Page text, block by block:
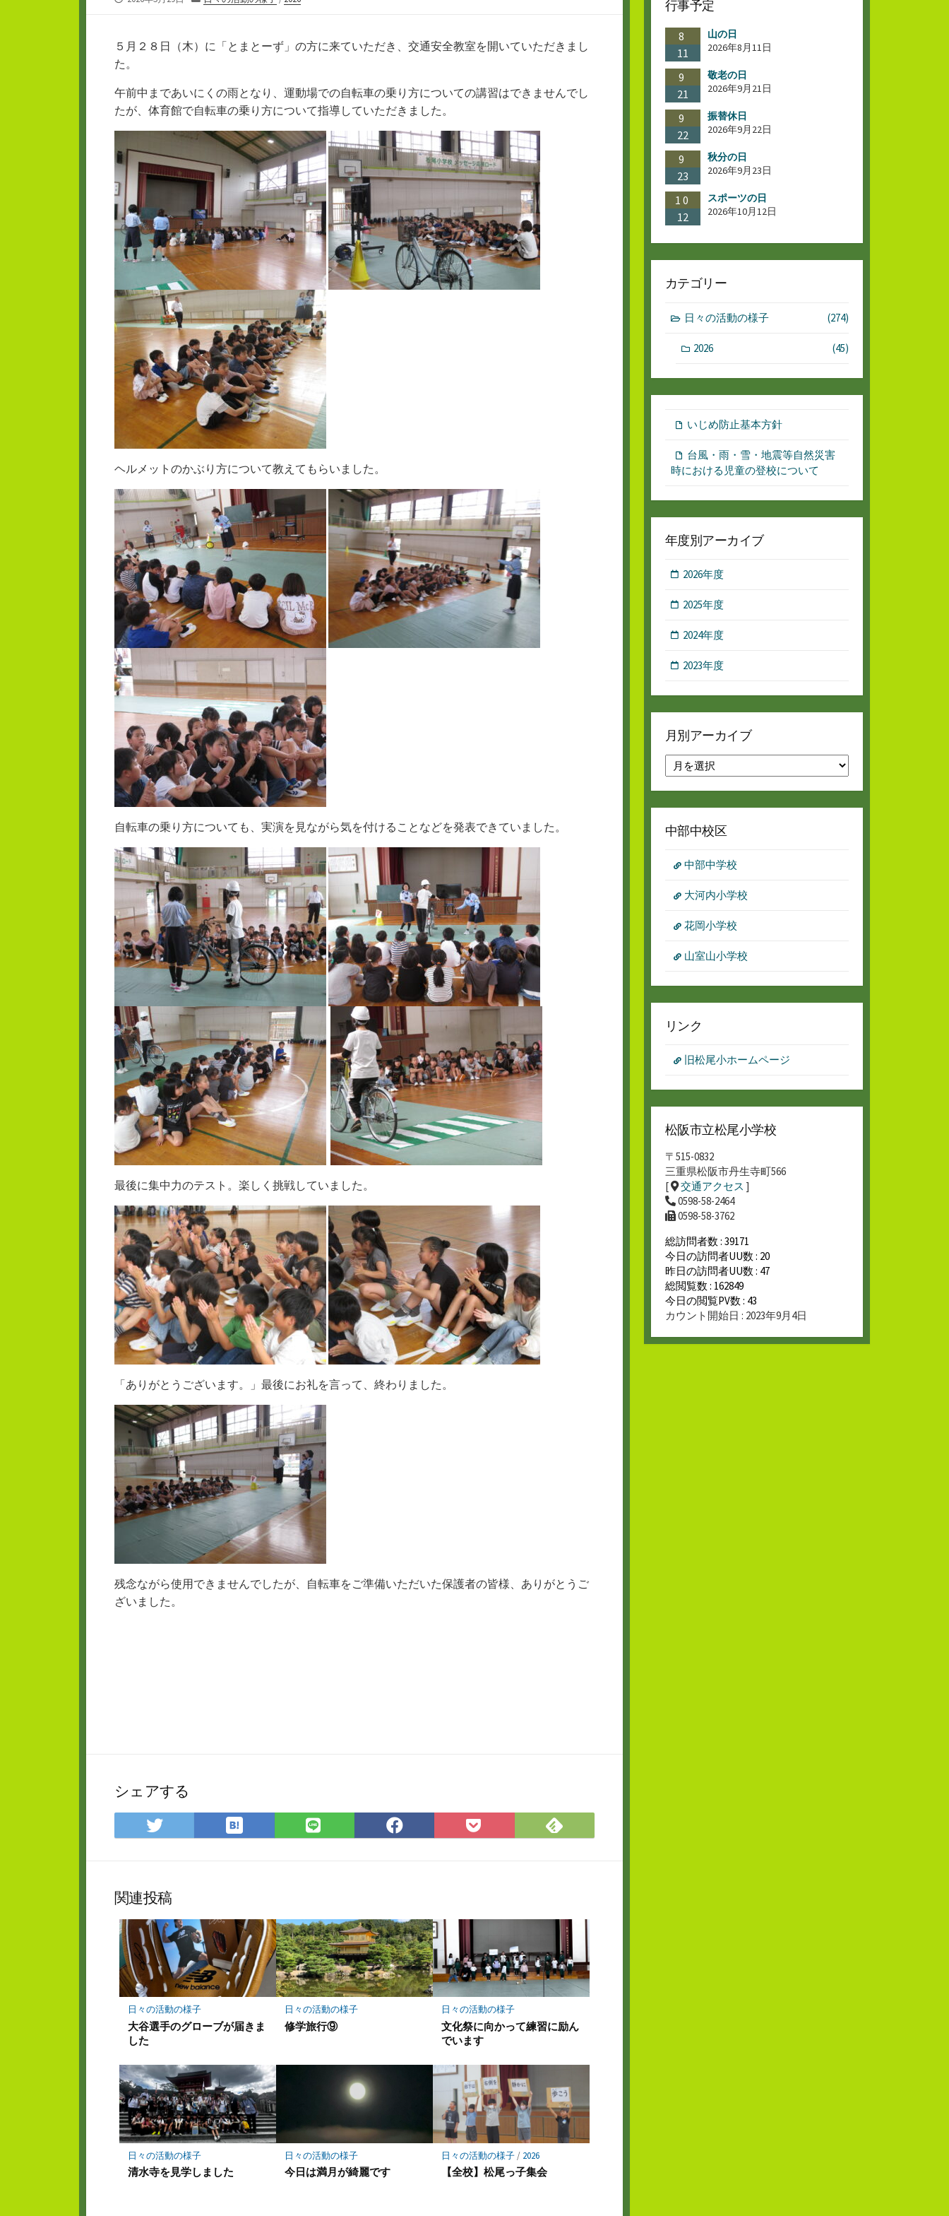
リ
ー
５月２８日（木）に「とまとーず」の方に来ていただき、交通安全教室を開いていただきまし
た。
午前中まであいにくの雨となり、運動場での自転車の乗り方についての講習はできませんでし
たが、体育館で自転車の乗り方について指導していただきました。
ヘルメットのかぶり方について教えてもらいました。
自転車の乗り方についても、実演を見ながら気を付けることなどを発表できていました。
最後に集中力のテスト。楽しく挑戦していました。
「ありがとうございます。」最後にお礼を言って、終わりました。
残念ながら使用できませんでしたが、自転車をご準備いただいた保護者の皆様、ありがとうご
ざいました。
シェアする
Twitter
で
ア
は
て
マ
ー
ク
に
保
LINE
で
Facebook
で
Pocket
に
Feedly
で
関連投稿
日々の活動の様子
大谷選手のグローブが届きま
した
日々の活動の様子
修学旅行⑨
日々の活動の様子
文化祭に向かって練習に励ん
でいます
日々の活動の様子
清水寺を見学しました
日々の活動の様子
今日は満月が綺麗です
日々の活動の様子/ 2026
【全校】松尾っ子集会
行事予定
8
11
山の日
2026年8月11日
9
21
敬老の日
2026年9月21日
9
22
振替休日
2026年9月22日
9
23
秋分の日
2026年9月23日
10
12
スポーツの日
2026年10月12日
カテゴリー
日々の活動の様子 (274)
2026 (45)
いじめ防止基本方針
台風・雨・雪・地震等自然災害
時における児童の登校について
年度別アーカイブ
2026年度
2025年度
2024年度
2023年度
月別アーカイブ
別
ア
ー
イ
中部中校区
中部中学校
大河内小学校
花岡小学校
山室山小学校
リンク
旧松尾小ホームページ
松阪市立松尾小学校
〒515-0832
三重県松阪市丹生寺町566
[
交通アクセス ]
0598-58-2464
0598-58-3762
総訪問者数 : 39171
今日の訪問者UU数 : 20
昨日の訪問者UU数 : 47
総閲覧数 : 162849
今日の閲覧PV数 : 43
カウント開始日 : 2023年9月4日